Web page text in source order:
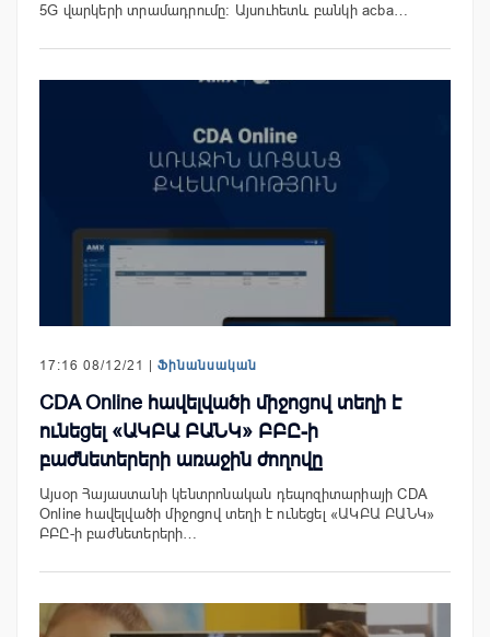
5G վարկերի տրամադրումը: Այսուհետև բանկի acba…
17:16 08/12/21 | Ֆինանսական
CDA Online հավելվածի միջոցով տեղի է
ունեցել «ԱԿԲԱ ԲԱՆԿ» ԲԲԸ-ի
բաժնետերերի առաջին ժողովը
Այսօր Հայաստանի կենտրոնական դեպոզիտարիայի CDA
Online հավելվածի միջոցով տեղի է ունեցել «ԱԿԲԱ ԲԱՆԿ»
ԲԲԸ-ի բաժնետերերի…